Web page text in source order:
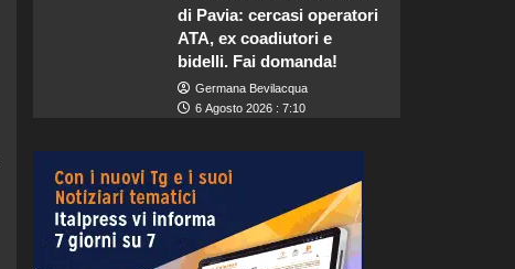
di Pavia: cercasi operatori
ATA, ex coadiutori e
bidelli. Fai domanda!
Germana Bevilacqua
6 Agosto 2026 : 7:10